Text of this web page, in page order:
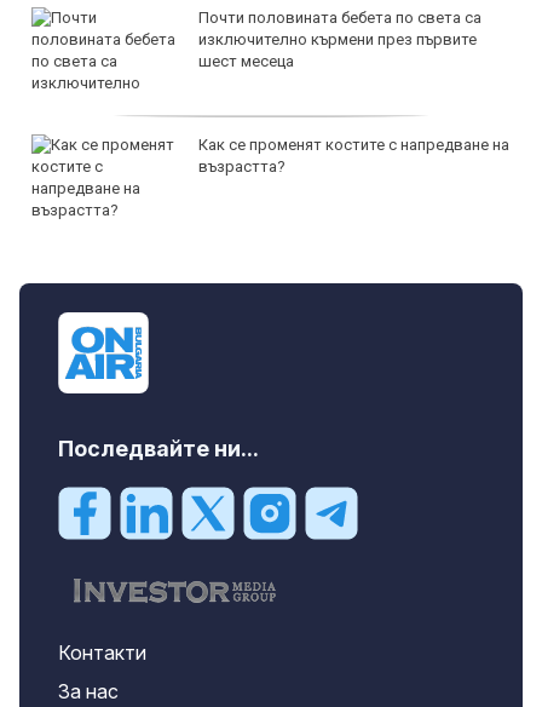
Почти половината бебета по света са
изключително кърмени през първите
шест месеца
Как се променят костите с напредване на
възрастта?
Последвайте ни...
Контакти
За нас